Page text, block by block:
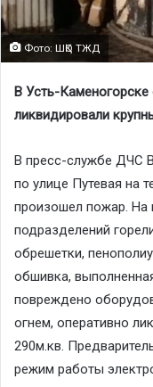
Фото: ШҚО ТЖД
В Усть-Каменогорске
ликвидировали
В пресс-службе ДЧС
по улице Путевая на
произошел пожар.
подразделений
обрешетки,
обшивка,
повреждено
огнем, оперативно
290м.кв.
режим работы